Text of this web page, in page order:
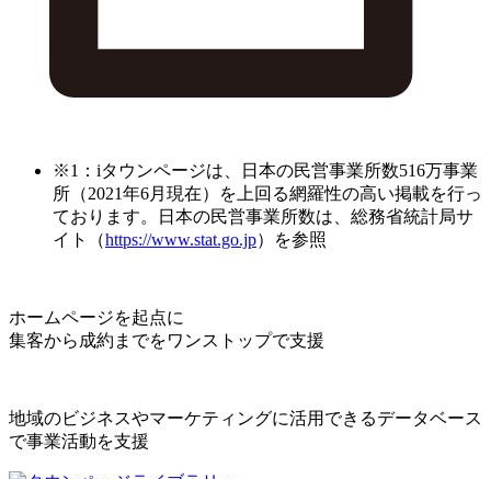
※1：iタウンページは、日本の民営事業所数516万事業
所（2021年6月現在）を上回る網羅性の高い掲載を行っ
ております。日本の民営事業所数は、総務省統計局サ
イト（https://www.stat.go.jp）を参照
ホームページを起点に
集客から成約までをワンストップで支援
地域のビジネスやマーケティングに活用できるデータベース
で事業活動を支援